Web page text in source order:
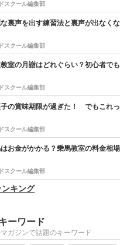
スクール編集部
裏声を出す練習法と裏声が出なく
スクール編集部
室の月謝はどれぐらい？初心者で
スクール編集部
子の賞味期限が過ぎた！ でもこれ
スクール編集部
お金がかかる？乗馬教室の料金相
スクール編集部
キング
ーワード
ガジンで話題のキーワード